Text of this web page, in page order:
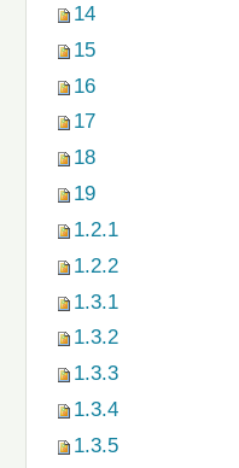
14
15
16
17
18
19
1.2.1
1.2.2
1.3.1
1.3.2
1.3.3
1.3.4
1.3.5